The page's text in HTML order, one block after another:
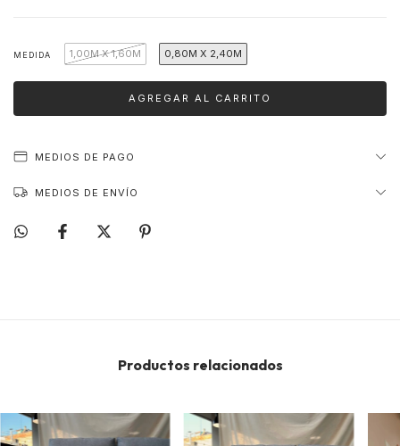
MEDIDA 1,00M X 1,60M 0,80M X 2,40M
MEDIOS DE PAGO
MEDIOS DE ENVÍO
Productos relacionados